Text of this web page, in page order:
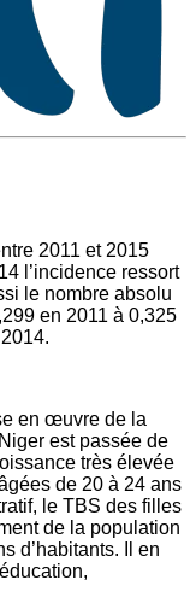
2011 et 2015
l’incidence ressort
le nombre absolu
en 2011 à 0,325
en œuvre de la
est passée de
très élevée
de 20 à 24 ans
le TBS des filles
de la population
d’habitants. Il en